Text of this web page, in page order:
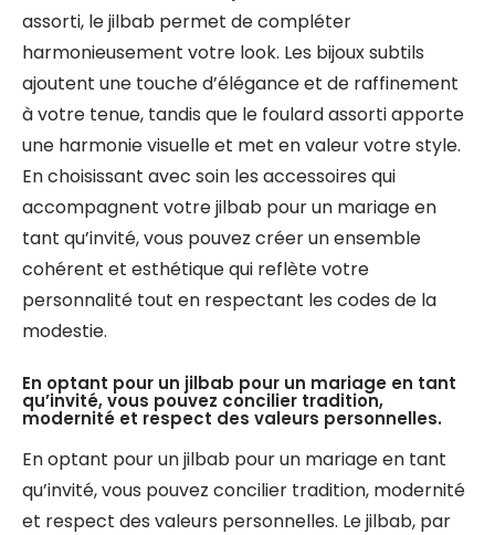
assorti, le jilbab permet de compléter
harmonieusement votre look. Les bijoux subtils
ajoutent une touche d’élégance et de raffinement
à votre tenue, tandis que le foulard assorti apporte
une harmonie visuelle et met en valeur votre style.
En choisissant avec soin les accessoires qui
accompagnent votre jilbab pour un mariage en
tant qu’invité, vous pouvez créer un ensemble
cohérent et esthétique qui reflète votre
personnalité tout en respectant les codes de la
modestie.
En optant pour un jilbab pour un mariage en tant
qu’invité, vous pouvez concilier tradition,
modernité et respect des valeurs personnelles.
En optant pour un jilbab pour un mariage en tant
qu’invité, vous pouvez concilier tradition, modernité
et respect des valeurs personnelles. Le jilbab, par